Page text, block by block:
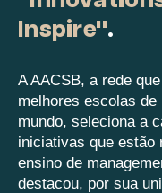
Inspire".
A AACSB, a rede
melhores escolas de
mundo, seleciona a
iniciativas que estão
ensino de
destacou, por sua